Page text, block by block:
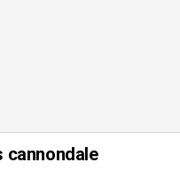
cannondale